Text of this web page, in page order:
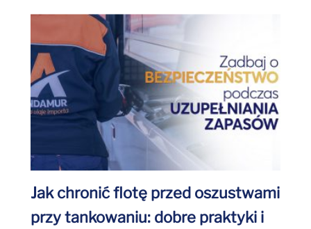
Jak chronić flotę przed oszustwami
przy tankowaniu: dobre praktyki i